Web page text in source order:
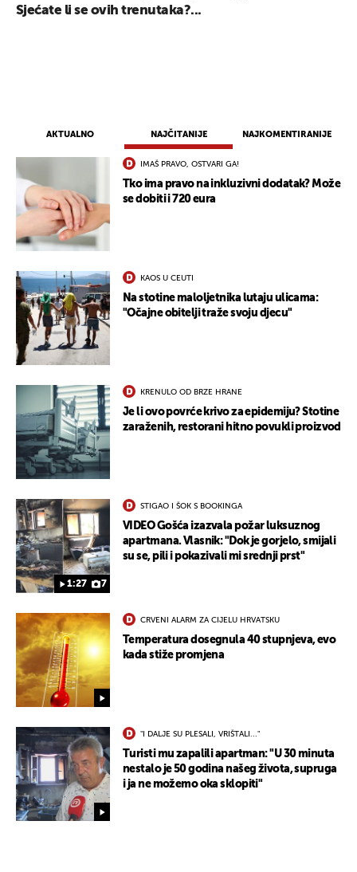
AKTUALNO NAJČITANIJE NAJKOMENTIRANIJE
IMAŠ PRAVO, OSTVARI GA!
Tko ima pravo na inkluzivni dodatak? Može
se dobiti i 720 eura
KAOS U CEUTI
Na stotine maloljetnika lutaju ulicama:
"Očajne obitelji traže svoju djecu"
KRENULO OD BRZE HRANE
Je li ovo povrće krivo za epidemiju? Stotine
zaraženih, restorani hitno povukli proizvod
1:27 7
STIGAO I ŠOK S BOOKINGA
VIDEO Gošća izazvala požar luksuznog
apartmana. Vlasnik: "Dok je gorjelo, smijali
su se, pili i pokazivali mi srednji prst"
CRVENI ALARM ZA CIJELU HRVATSKU
Temperatura dosegnula 40 stupnjeva, evo
kada stiže promjena
"I DALJE SU PLESALI, VRIŠTALI..."
Turisti mu zapalili apartman: "U 30 minuta
nestalo je 50 godina našeg života, supruga
i ja ne možemo oka sklopiti"
Sjećate li se ovih trenutaka?...